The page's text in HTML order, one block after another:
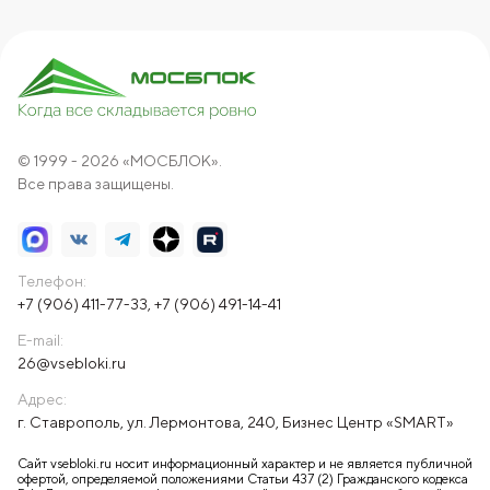
© 1999 - 2026 «МОСБЛОК».
Все права защищены.
Телефон:
+7 (906) 411-77-33 +7 (906) 491-14-41
E-mail:
26@vsebloki.ru
Адрес:
г. Ставрополь, ул. Лермонтова, 240, Бизнес Центр «SMART»
Сайт vsebloki.ru носит информационный характер и не является публичной
офертой, определяемой положениями Статьи 437 (2) Гражданского кодекса